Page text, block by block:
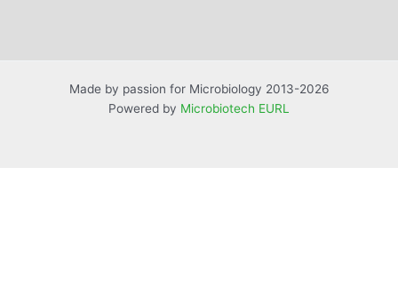
Made by passion for Microbiology 2013-2026
Powered by Microbiotech EURL